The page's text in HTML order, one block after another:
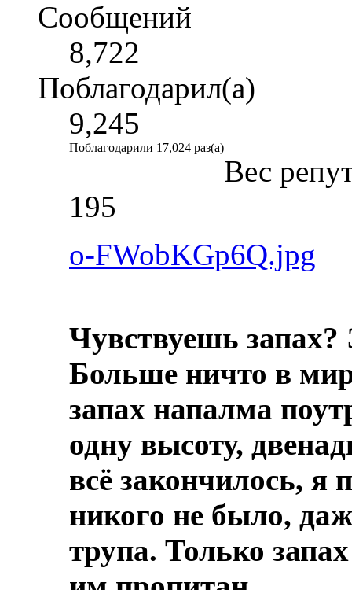
Сообщений
8,722
Поблагодарил(а)
9,245
Поблагодарили 17,024 раз(а)
Вес
195
o-FWobKGp6Q.jpg
Чувствуешь
Больше ничто в
запах напалма
одну высоту,
всё закончилось, я
никого не было,
трупа. Только